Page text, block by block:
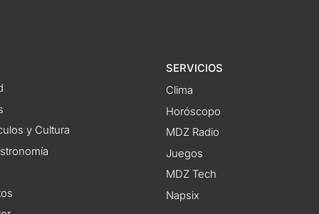
y Cultura
SERVICIOS
Clima
Horóscopo
MDZ Radio
Juegos
MDZ Tech
Napsix